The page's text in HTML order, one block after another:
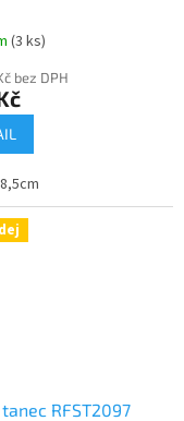
(3 ks)
bez DPH
RFST2097